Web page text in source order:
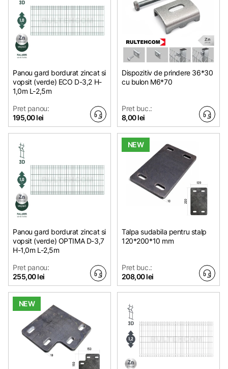
Panou gard bordurat zincat si
vopsit (verde) ECO D-3,2 H-
1,0m L-2,5m
Pret panou:
195,00 lei
Dispozitiv de prindere 36*30
cu bulon M6*70
Pret buc.:
8,00 lei
Panou gard bordurat zincat si
vopsit (verde) OPTIMA D-3,7
H-1,0m L-2,5m
Pret panou:
255,00 lei
NEW
Talpa sudabila pentru stalp
120*200*10 mm
Pret buc.:
208,00 lei
NEW